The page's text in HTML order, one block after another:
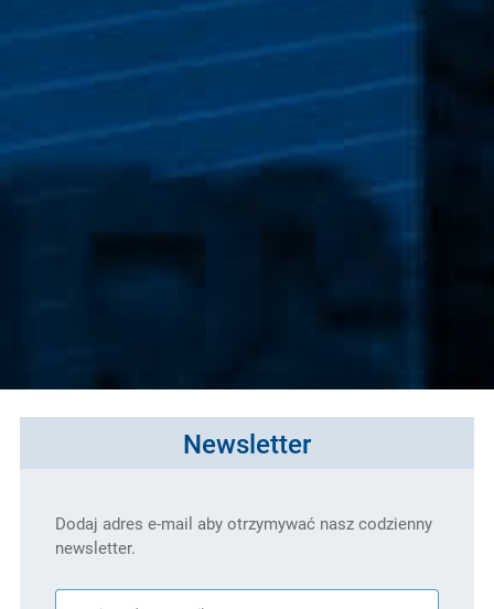
Newsletter
Dodaj adres e-mail aby otrzymywać nasz codzienny
newsletter.